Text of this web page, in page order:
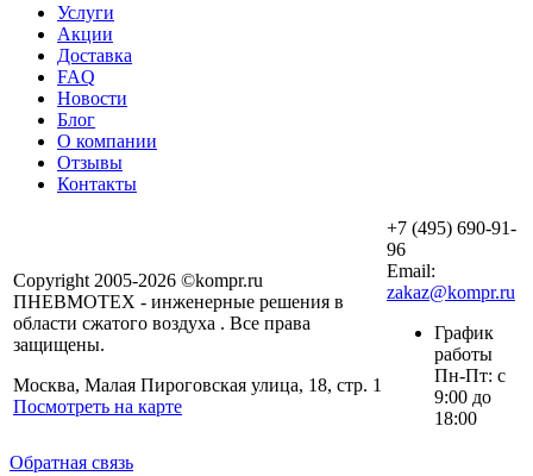
Услуги
Акции
Доставка
FAQ
Новости
Блог
О компании
Отзывы
Контакты
Copyright 2005-2026 ©kompr.ru
ПНЕВМОТЕХ - инженерные решения в
области сжатого воздуха . Все права
защищены.
Москва, Малая Пироговская улица, 18, стр. 1
Посмотреть на карте
+7 (495) 690-91-
96
Email:
zakaz@kompr.ru
График
работы
Пн-Пт: с
9:00 до
18:00
Обратная связь